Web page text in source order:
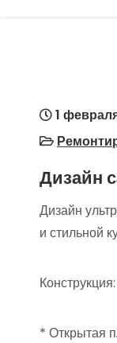
1
Дизайн
Дизайн
и стильной
Конструкция:
* Открытая